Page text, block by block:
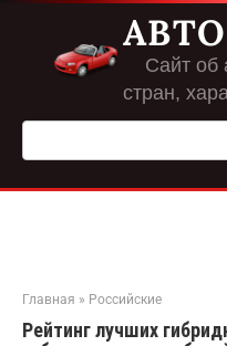
Перейти
контенту
Сайт об
стран,
Поиск:
Главная » Российские
Рейтинг лучших